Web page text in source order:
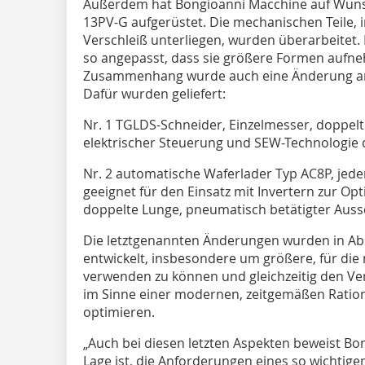
Außerdem hat Bongioanni Macchine auf
13PV-G aufgerüstet. Die mechanischen Teile,
Verschleiß unterliegen, wurden
so angepasst, dass sie größere Formen
Zusammenhang wurde auch eine Änderung
Dafür wurden geliefert:
Nr. 1 TGLDS-Schneider, Einzelmesser,
elektrischer Steuerung und SEW-Technologie
Nr. 2 automatische Waferlader Typ AC8P,
geeignet für den Einsatz mit Invertern zur
doppelte Lunge, pneumatisch betätigter
Die letztgenannten Änderungen wurden in
entwickelt, insbesondere um größere, für die
verwenden zu können und gleichzeitig den
im Sinne einer modernen, zeitgemäßen
optimieren.
„Auch bei diesen letzten Aspekten beweist
Lage ist, die Anforderungen eines so